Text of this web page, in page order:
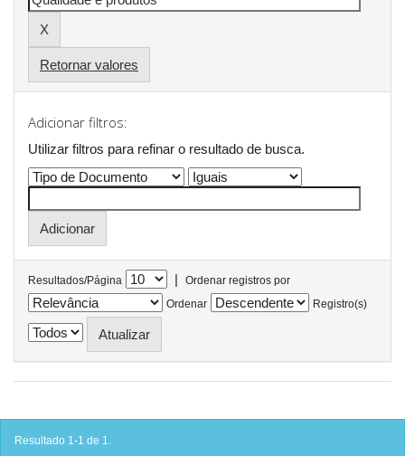
Retornar valores
Adicionar filtros:
Utilizar filtros para refinar o resultado de busca.
Resultados/Página |
Ordenar registros por
Ordenar
Registro(s)
Resultado 1-1 de 1.